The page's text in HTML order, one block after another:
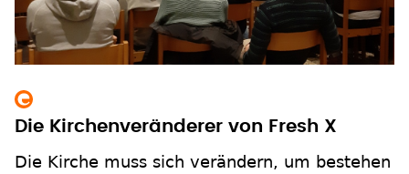
Die Kirchenveränderer von Fresh X
Die Kirche muss sich verändern, um bestehen